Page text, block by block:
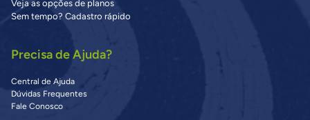
Veja as opções de planos
Sem tempo? Cadastro rápido
Precisa de Ajuda?
Central de Ajuda
Dúvidas Frequentes
Fale Conosco